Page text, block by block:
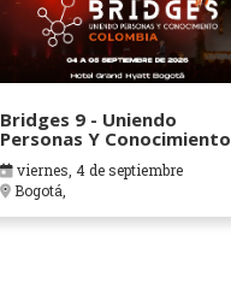
Bridges 9 - Uniendo
Personas Y Conocimiento
viernes, 4 de septiembre
Bogotá,